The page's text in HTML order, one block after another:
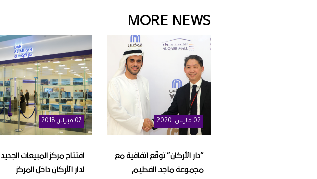
MORE NEWS
02 مارس, 2020
“دار الأركان” توقّع اتفاقية مع
مجموعة ماجد الفطيم
07 فبراير, 2018
افتتاح مركز المبيعات الجديد
لدار الأركان داخل المركز